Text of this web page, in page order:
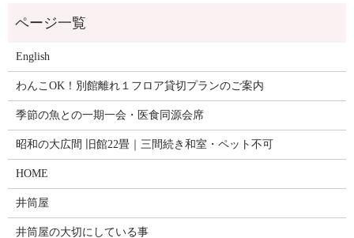
English
わんこOK！別館離れ１フロア貸切プランのご案内
季節の魚との一期一会・医食同源会席
昭和の大広間 旧館22畳｜三間続き和室・ペット不可
HOME
井筒屋
井筒屋の大切にしている事